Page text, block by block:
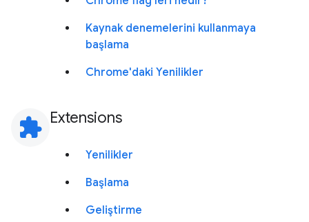
Kaynak denemelerini kullanmaya
başlama
Chrome'daki Yenilikler
extension Extensions
Yenilikler
Başlama
Geliştirme